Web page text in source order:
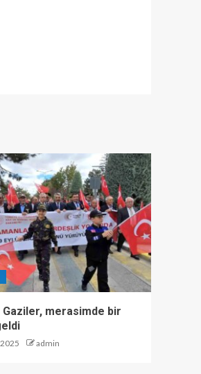
Gaziler, merasimde bir
admin